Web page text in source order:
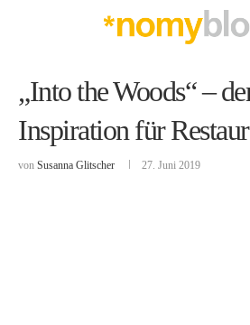
„Into the Woods“ –
Inspiration für
von Susanna Glitscher 27. Juni 2019